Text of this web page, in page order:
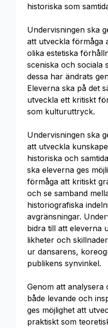
historiska som
Undervisningen ska
att utveckla förmåga
olika estetiska
sceniska och sociala
dessa har ändrats
Eleverna ska på det
utveckla ett kritiskt
som kulturuttryck.
Undervisningen ska
att utveckla
historiska och
ska eleverna ges
förmåga att kritiskt
och se samband
historiografiska
avgränsningar.
bidra till att eleverna
likheter och
ur dansarens,
publikens synvinkel.
Genom att analysera
både levande och
ges möjlighet att
praktiskt som